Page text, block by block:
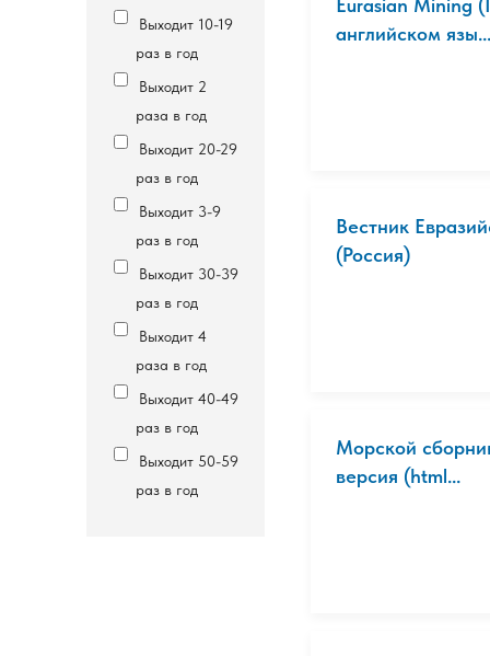
Выходит 10-19
раз в год
Выходит 2
раза в год
Выходит 20-29
раз в год
Выходит 3-9
раз в год
Выходит 30-39
раз в год
Выходит 4
раза в год
Выходит 40-49
раз в год
Выходит 50-59
раз в год
Eurasian Mining
английском язы...
Вестник
(Россия)
Морской
версия (html...